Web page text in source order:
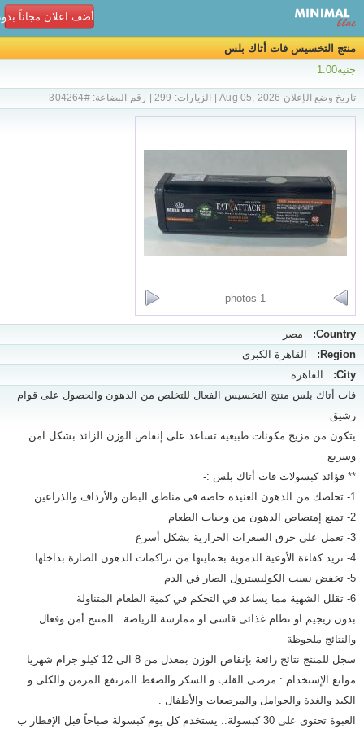
أضف اعلان مجاناً
منتج التخسيس فات أتاك بلس
جنية1.00
تاريخ وضع الإعلان Aug 05, 2026 | الزيارات: 299 | رقم البضاعة: #304264
1 photos
Country:
مصر
Region:
القاهرة الكبري
City:
القاهرة
فات أتاك بلس منتج التخسيس الفعال للتخلص من الدهون والحصول على قوام
رشيق
يتكون من مزيج مكونات طبيعية تساعد على إنقاص الوزن الزائد بشكل آمن
وسريع
** فؤائد كبسولات فات أتاك بلس :-
1- تخلصك من الدهون العنيدة خاصة فى مناطق البطن والأرداف والذراعين
2- تمنع إمتصاص الدهون من وجبات الطعام
3- تعمل على حرق السعرات الحرارية بشكل أسرع
4- تزيد كفاءة الأوعية الدموية بحمايتها من تراكمات الدهون الضارة بداخلها
5- تخفض نسب الكوليسترول الضار في الدم
6- تقلل الشهية مما يساعد في التحكم في كمية الطعام المتناولة
بدون ريجيم او نظام غذائى قاسى او ممارسة للرياضة.. المنتج أمن وفعال
والنتائج ملحوظة
سجل للمنتج نتائج رائعة بإنقاص الوزن بمعدل من 8 الى 12 كيلو جرام شهريا
موانع الإستخدام : مرضى القلب و السكر والضغط المرتفع المزمن والكلى و
الكبد والغدة والحوامل والمرضعات والأطفال .
العبوة تحتوى على 30 كبسولة.. يستخدم كل يوم كبسولة صباحاً قبل الإفطار ب